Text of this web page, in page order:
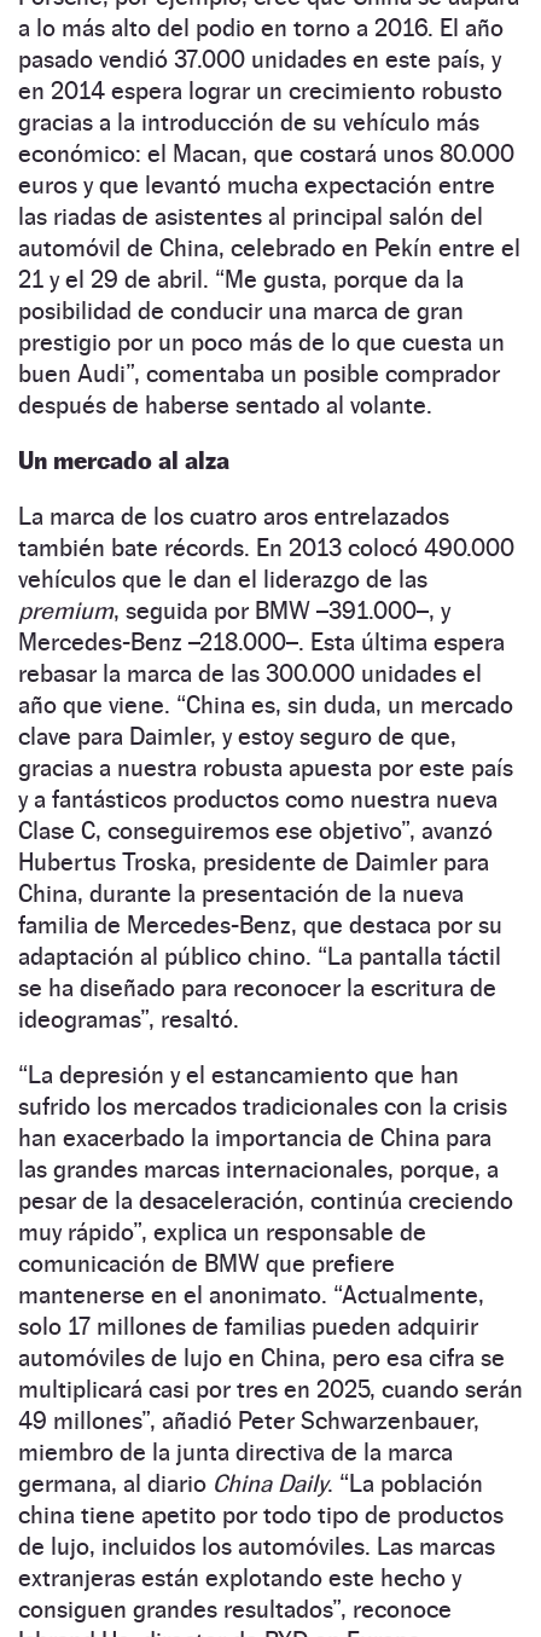
a lo más alto del podio en torno a 2016. El año
pasado vendió 37.000 unidades en este país, y
en 2014 espera lograr un crecimiento robusto
gracias a la introducción de su vehículo más
económico: el Macan, que costará unos 80.000
euros y que levantó mucha expectación entre
las riadas de asistentes al principal salón del
automóvil de China, celebrado en Pekín entre el
21 y el 29 de abril. “Me gusta, porque da la
posibilidad de conducir una marca de gran
prestigio por un poco más de lo que cuesta un
buen Audi”, comentaba un posible comprador
después de haberse sentado al volante.
Un mercado al alza
La marca de los cuatro aros entrelazados
también bate récords. En 2013 colocó 490.000
vehículos que le dan el liderazgo de las
premium, seguida por BMW –391.000–, y
Mercedes-Benz –218.000–. Esta última espera
rebasar la marca de las 300.000 unidades el
año que viene. “China es, sin duda, un mercado
clave para Daimler, y estoy seguro de que,
gracias a nuestra robusta apuesta por este país
y a fantásticos productos como nuestra nueva
Clase C, conseguiremos ese objetivo”, avanzó
Hubertus Troska, presidente de Daimler para
China, durante la presentación de la nueva
familia de Mercedes-Benz, que destaca por su
adaptación al público chino. “La pantalla táctil
se ha diseñado para reconocer la escritura de
ideogramas”, resaltó.
“La depresión y el estancamiento que han
sufrido los mercados tradicionales con la crisis
han exacerbado la importancia de China para
las grandes marcas internacionales, porque, a
pesar de la desaceleración, continúa creciendo
muy rápido”, explica un responsable de
comunicación de BMW que prefiere
mantenerse en el anonimato. “Actualmente,
solo 17 millones de familias pueden adquirir
automóviles de lujo en China, pero esa cifra se
multiplicará casi por tres en 2025, cuando serán
49 millones”, añadió Peter Schwarzenbauer,
miembro de la junta directiva de la marca
germana, al diario China Daily. “La población
china tiene apetito por todo tipo de productos
de lujo, incluidos los automóviles. Las marcas
extranjeras están explotando este hecho y
consiguen grandes resultados”, reconoce